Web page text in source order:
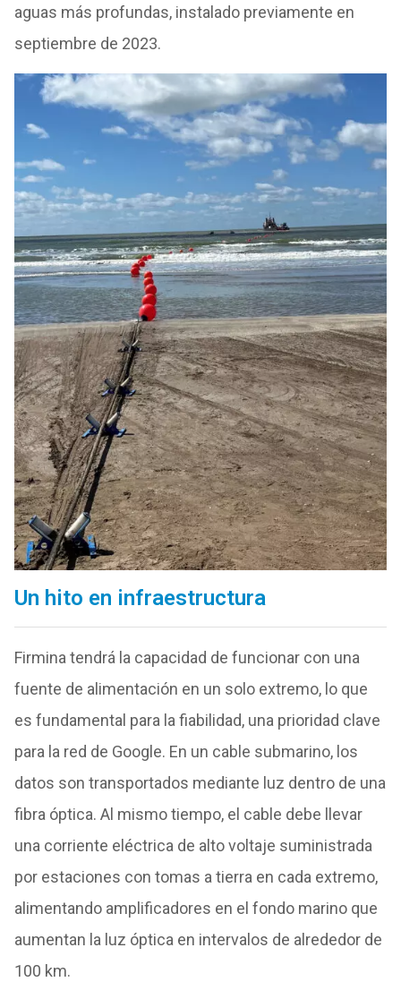
aguas más profundas, instalado previamente en
septiembre de 2023.
Un hito en infraestructura
Firmina tendrá la capacidad de funcionar con una
fuente de alimentación en un solo extremo, lo que
es fundamental para la fiabilidad, una prioridad clave
para la red de Google. En un cable submarino, los
datos son transportados mediante luz dentro de una
fibra óptica. Al mismo tiempo, el cable debe llevar
una corriente eléctrica de alto voltaje suministrada
por estaciones con tomas a tierra en cada extremo,
alimentando amplificadores en el fondo marino que
aumentan la luz óptica en intervalos de alrededor de
100 km.